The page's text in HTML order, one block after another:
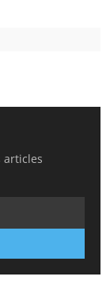
articles